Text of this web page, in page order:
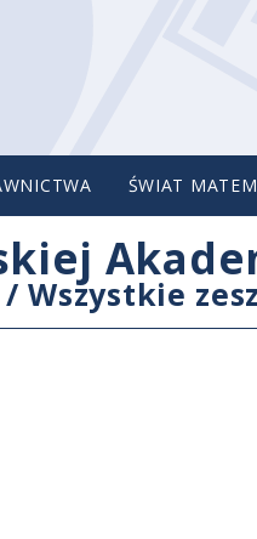
ŚWIAT
/Wszystkie